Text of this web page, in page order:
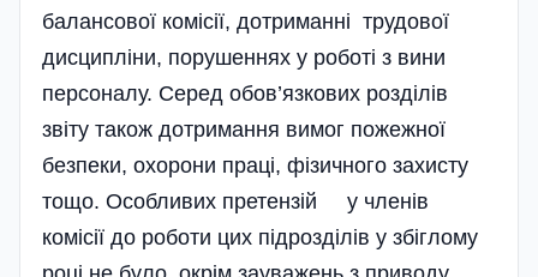
балансової комісії, дотриманні трудової
дисципліни, порушеннях у роботі з вини
персоналу. Серед обов’язкових розділів
звіту також дотримання вимог пожежної
безпеки, охорони праці, фізичного захисту
тощо. Особливих претензій у членів
комісії до роботи цих підрозділів у збіглому